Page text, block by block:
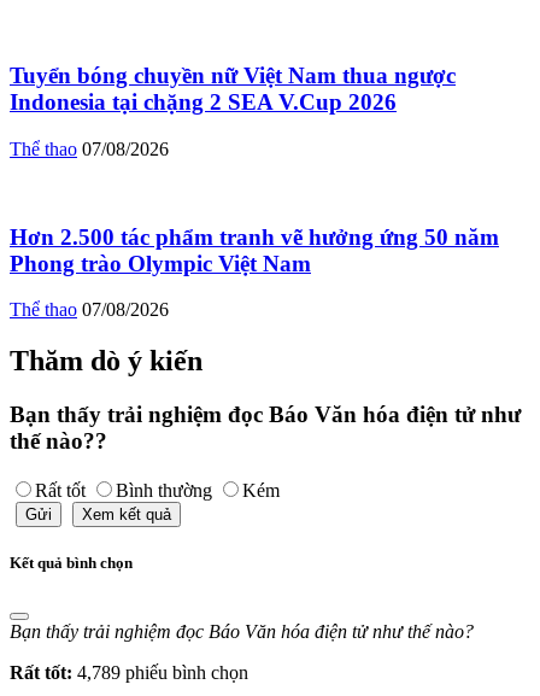
Tuyển bóng chuyền nữ Việt Nam thua ngược
Indonesia tại chặng 2 SEA V.Cup 2026
Thể thao 07/08/2026
Hơn 2.500 tác phẩm tranh vẽ hưởng ứng 50 năm
Phong trào Olympic Việt Nam
Thể thao 07/08/2026
Thăm dò ý kiến
Bạn thấy trải nghiệm đọc Báo Văn hóa điện tử như
thế nào??
Rất tốt Bình thường Kém
Gửi Xem kết quả
Kết quả bình chọn
Bạn thấy trải nghiệm đọc Báo Văn hóa điện tử như thế nào?
Rất tốt: 4,789 phiếu bình chọn